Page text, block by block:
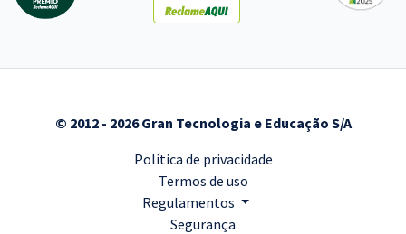
© 2012 - 2026 Gran Tecnologia e Educação S/A
Política de privacidade
Termos de uso
Regulamentos
Segurança